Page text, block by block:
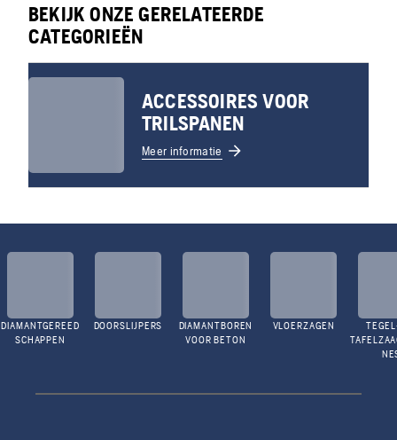
BEKIJK ONZE GERELATEERDE
CATEGORIEËN
ACCESSOIRES VOOR
TRILSPANEN
Meer informatie
DIAMANTGEREED
SCHAPPEN
DOORSLIJPERS
DIAMANTBOREN
VOOR BETON
VLOERZAGEN